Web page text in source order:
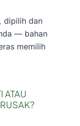
dipilih dan
— bahan
memilih
ATAU